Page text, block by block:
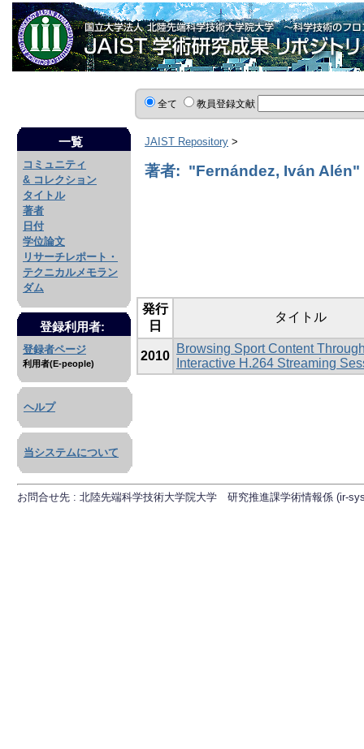
全て 教員登録文献
一覧
コミュニティ
& コレクション
タイトル
著者
日付
学位論文
リサーチレポート・
テクニカルメモラン
ダム
登録利用者:
登録者ページ
利用者(E-people)
ヘルプ
当システムについて
JAIST Repository >
著者: "Fernández, Iván Alén"
発行
日
タイトル
2010
Browsing Sport Content
Interactive H.264 Streaming
お問合せ先 : 北陸先端科学技術大学院大学 研究推進課学術情報係 (ir-